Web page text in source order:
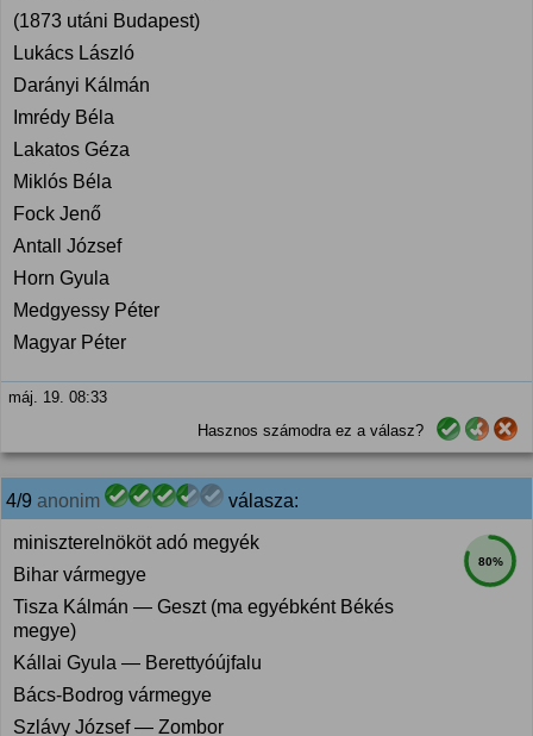
(1873 utáni Budapest)
Lukács László
Darányi Kálmán
Imrédy Béla
Lakatos Géza
Miklós Béla
Fock Jenő
Antall József
Horn Gyula
Medgyessy Péter
Magyar Péter
máj. 19. 08:33
Hasznos számodra ez a válasz?
4/9 anonim válasza:
80%
miniszterelnököt adó megyék
Bihar vármegye
Tisza Kálmán — Geszt (ma egyébként Békés
megye)
Kállai Gyula — Berettyóújfalu
Bács-Bodrog vármegye
Szlávy József — Zombor